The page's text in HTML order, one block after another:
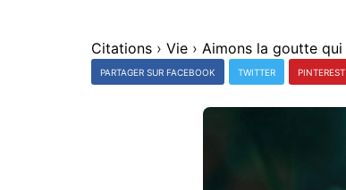
Citations › Vie ›
PARTAGER SUR FACEBOOK TWITTER PINTEREST